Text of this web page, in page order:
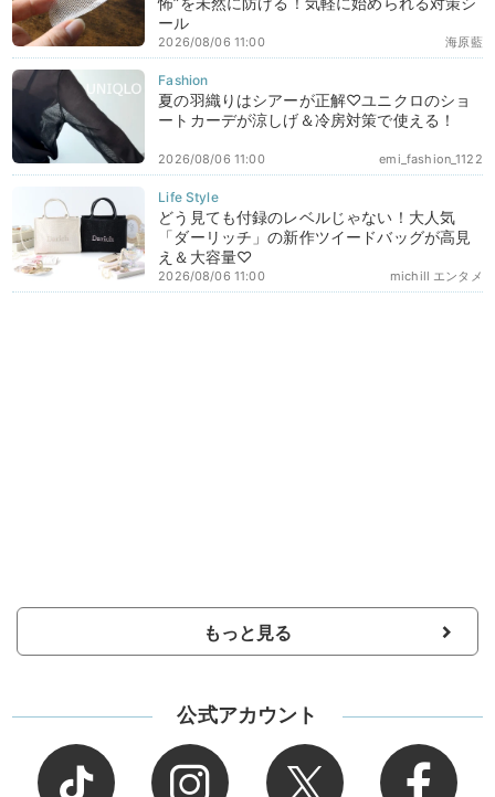
ール
海原藍
2026/08/06 11:00
夏の羽織りはシアーが正解♡ユニクロのショ
ートカーデが涼しげ＆冷房対策で使える！
emi_fashion_1122
2026/08/06 11:00
どう見ても付録のレベルじゃない！大人気
「ダーリッチ」の新作ツイードバッグが高見
え＆大容量♡
michill エンタメ
2026/08/06 11:00
もっと見る
公式アカウント